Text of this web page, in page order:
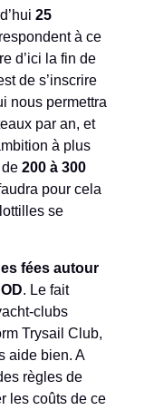
25
à ce
d’ici la fin de
de s’inscrire
nous permettra
par an, et
à plus
200 à 300
pour cela
se
fées autour
. Le fait
clubs
Trysail Club,
aide bien. A
règles de
les coûts de ce